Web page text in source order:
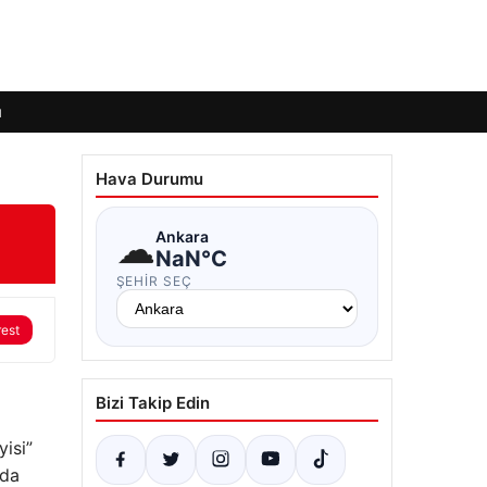
Hava Durumu
☁Ankara
NaN°C
ŞEHIR SEÇ
Bizi Takip Edin